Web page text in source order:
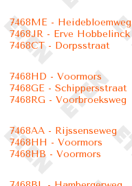
7468ME - Heidebloemweg
7468JR - Erve Hobbelinck
7468CT - Dorpsstraat
7468HD - Voormors
7468GE - Schippersstraat
7468RG - Voorbroeksweg
7468AA - Rijssenseweg
7468HH - Voormors
7468HB - Voormors